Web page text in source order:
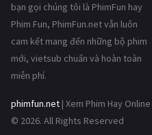
bạn gọi chúng tôi là PhimFun hay
Phim Fun, PhimFun.net vẫn luôn
cam kết mang đến những bộ phim
mới, vietsub chuẩn và hoàn toàn
miễn phí.
phimfun.net | Xem Phim Hay Online
© 2026. All Rights Reserved